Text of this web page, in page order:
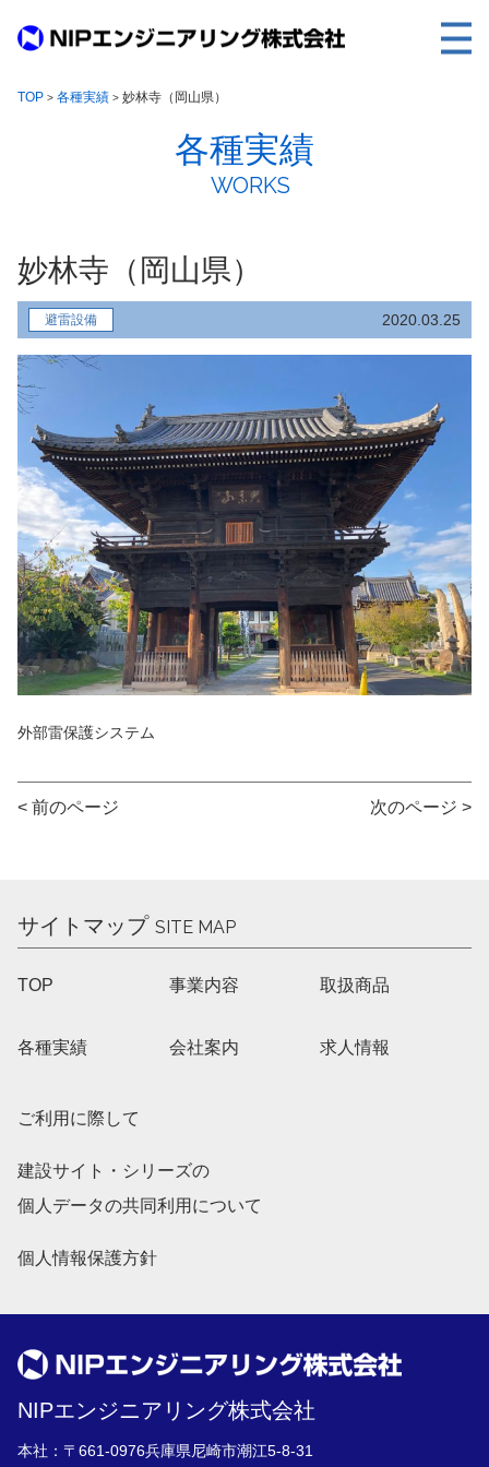
TOP
会社案内
求人情報
ご利用に際して
建設サイト・シリーズの 個人データの共同利用について
個人情報保護方針
TOP > 各種実績 > 妙林寺（岡山県）
各種実績
WORKS
妙林寺（岡山県）
避雷設備 2020.03.25
外部雷保護システム
< 前のページ 次のページ >
サイトマップ SITE MAP
TOP 事業内容 取扱商品
各種実績 会社案内 求人情報
ご利用に際して
建設サイト・シリーズの
個人データの共同利用について
個人情報保護方針
NIPエンジニアリング株式会社
本社：〒661-0976兵庫県尼崎市潮江5-8-31